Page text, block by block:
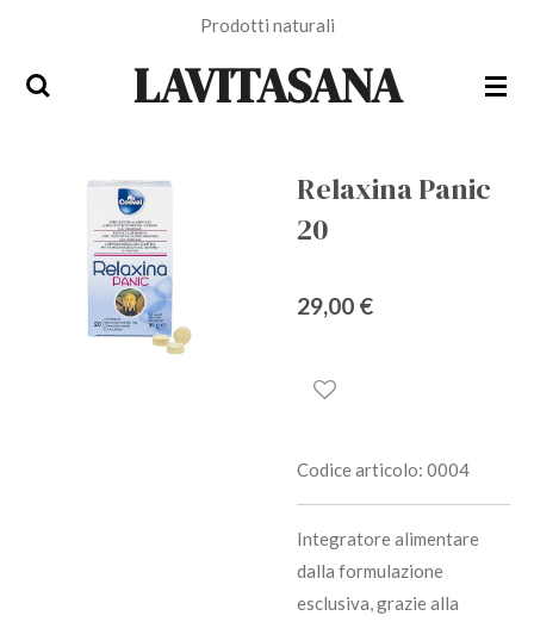
contenuto
LAVITASANA
Prodotti naturali
Relaxina Panic
20
29,00 €
Codice articolo: 0004
Integratore alimentare
dalla formulazione
esclusiva, grazie alla